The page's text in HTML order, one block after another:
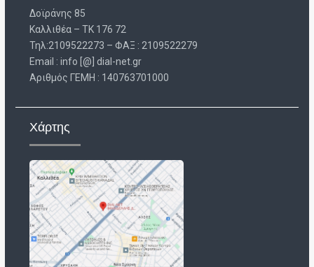
Δοϊράνης 85
Καλλιθέα – ΤΚ 176 72
Τηλ:2109522273 – ΦΑΞ : 2109522279
Email : info [@] dial-net.gr
Aριθμός ΓΕΜΗ : 140763701000
Χάρτης